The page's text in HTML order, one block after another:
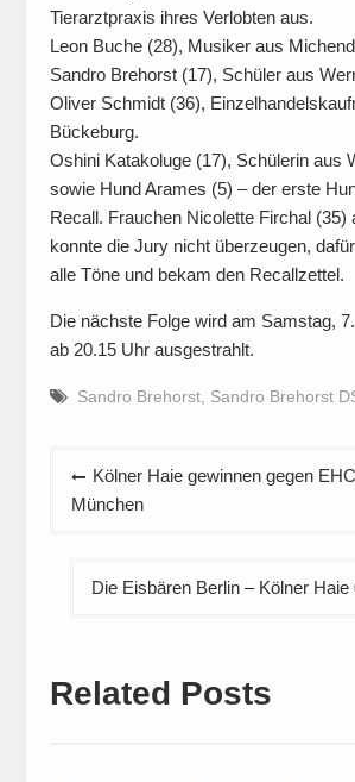
Tierarztpraxis ihres Verlobten aus.
Leon Buche (28), Musiker aus
Sandro Brehorst (17), Schüler aus
Oliver Schmidt (36),
Bückeburg.
Oshini Katakoluge (17), Schülerin aus
sowie Hund Arames (5) – der erste
Recall. Frauchen Nicolette Firchal (35)
konnte die Jury nicht überzeugen,
alle Töne und bekam den Recallzettel.
Die nächste Folge wird am Samstag,
ab 20.15 Uhr ausgestrahlt.
Sandro Brehorst, Sandro Brehorst
Beitragsnavigation
Kölner Haie gewinnen gegen
München
Die Eisbären Berlin – Kölner Haie
Related Posts